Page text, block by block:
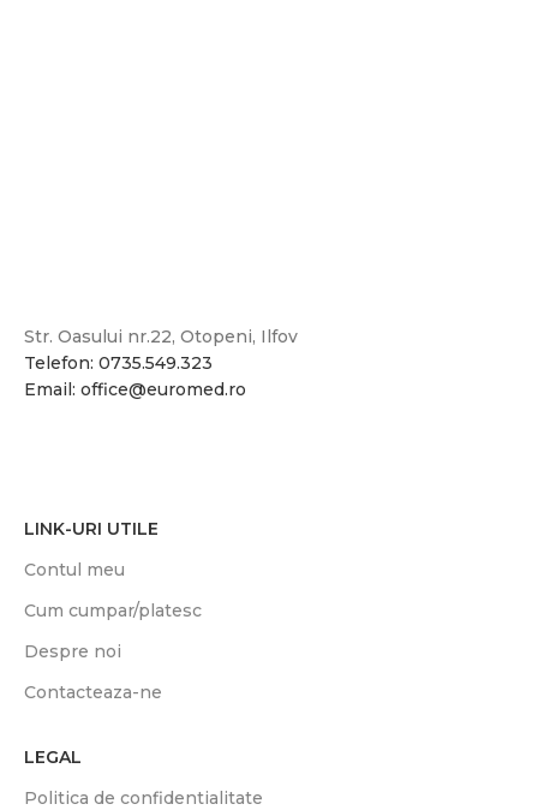
Str. Oasului nr.22, Otopeni, Ilfov
Telefon: 0735.549.323
Email: office@euromed.ro
LINK-URI UTILE
Contul meu
Cum cumpar/platesc
Despre noi
Contacteaza-ne
LEGAL
Politica de confidentialitate